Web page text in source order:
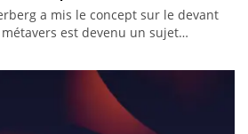
a mis le concept sur le devant
est devenu un sujet…